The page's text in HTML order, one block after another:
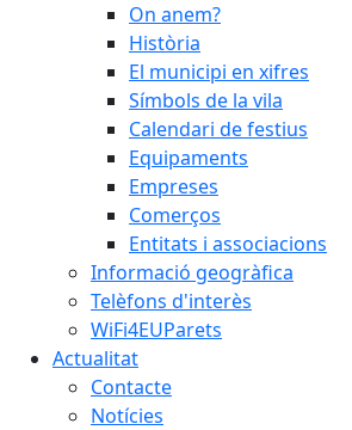
On anem?
Història
El municipi en xifres
Símbols de la vila
Calendari de festius
Equipaments
Empreses
Comerços
Entitats i associacions
Informació geogràfica
Telèfons d'interès
WiFi4EUParets
Actualitat
Contacte
Notícies